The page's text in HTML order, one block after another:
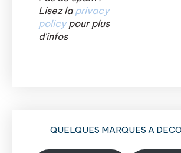
Lisez la privacy
policypour plus
d'infos
QUELQUES MARQUES A